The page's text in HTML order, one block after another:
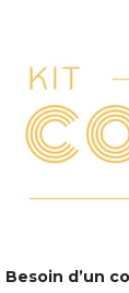
Besoin d’un